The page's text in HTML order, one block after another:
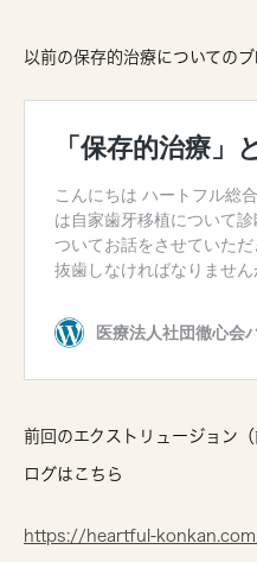
以前の保存的治療についての
前回のエクストリュージョン
ログはこちら
https://heartful-